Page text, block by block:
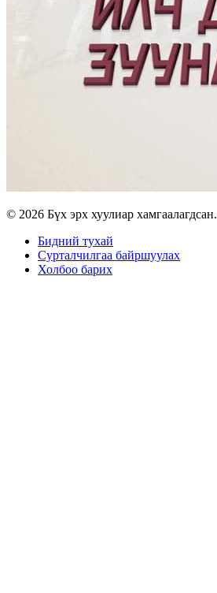
© 2026 Бүх эрх хуулиар хамгаалагдсан.
Бидний тухай
Сурталчилгаа байршуулах
Холбоо барих